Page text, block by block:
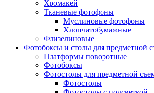
Хромакей
Тканевые фотофоны
Муслиновые фотофоны
Хлопчатобумажные
Флизелиновые
Фотобоксы и столы для предметной
Платформы поворотные
Фотобоксы
Фотостолы для предметной
Фотостолы